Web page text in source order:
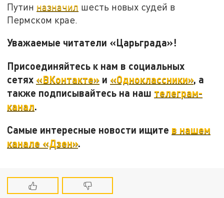
Путин назначил шесть новых судей в
Пермском крае.
Уважаемые читатели «Царьграда»!
Присоединяйтесь к нам в социальных
сетях «ВКонтакте» и «Одноклассники», а
также подписывайтесь на наш телеграм-
канал.
Самые интересные новости ищите в нашем
канале «Дзен».